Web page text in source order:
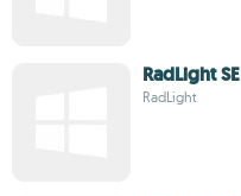
RadLight SE
RadLight